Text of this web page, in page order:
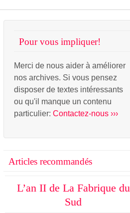
Pour vous impliquer!
Merci de nous aider à améliorer
nos archives. Si vous pensez
disposer de textes intéressants
ou qu'il manque un contenu
particulier: Contactez-nous ›››
Articles recommandés
L’an II de La Fabrique du
Sud